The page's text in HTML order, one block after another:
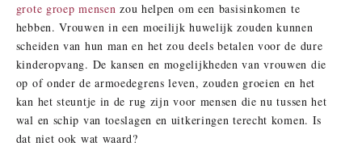
grote groep mensen zou helpen om een basisinkomen te
hebben. Vrouwen in een moeilijk huwelijk zouden kunnen
scheiden van hun man en het zou deels betalen voor de dure
kinderopvang. De kansen en mogelijkheden van vrouwen die
op of onder de armoedegrens leven, zouden groeien en het
kan het steuntje in de rug zijn voor mensen die nu tussen het
wal en schip van toeslagen en uitkeringen terecht komen. Is
dat niet ook wat waard?